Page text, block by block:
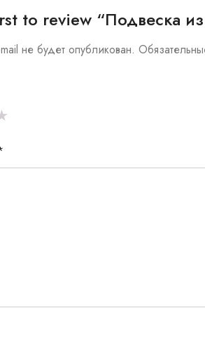
to review “Подвеска
не будет опубликован.